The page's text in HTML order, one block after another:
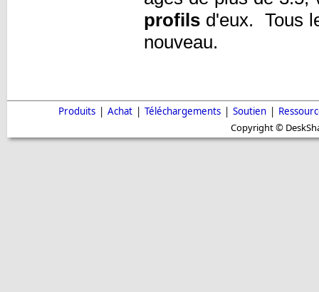
profils d'eux. Tous
nouveau.
Produits | Achat | Téléchargements | Soutien |
Copyright ©